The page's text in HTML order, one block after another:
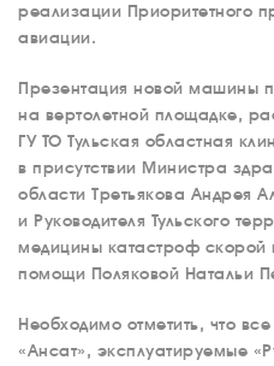
реализации Приоритетного
авиации.
Презентация новой машины
на вертолетной площадке,
ГУ ТО Тульская областная
в присутствии Министра
области Третьякова Андрея
и Руководителя Тульского
медицины катастроф скорой
помощи Поляковой Натальи
Необходимо отметить, что
«Ансат», эксплуатируемые